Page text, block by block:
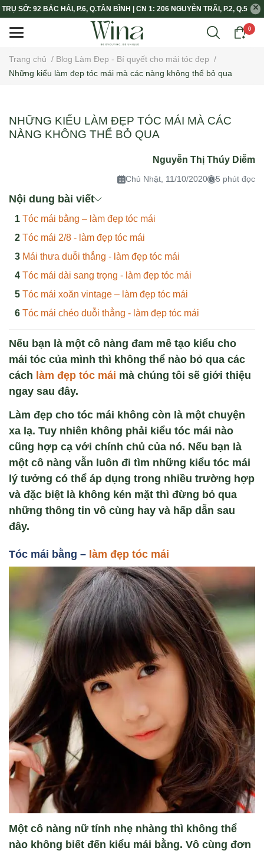
TRỤ SỞ: 92 BẮC HẢI, P.6, Q.TÂN BÌNH | CN 1: 206 NGUYỄN TRÃI, P.2, Q.5
0
Trang chủ / Blog Làm Đẹp - Bí quyết cho mái tóc đẹp /
Những kiểu làm đẹp tóc mái mà các nàng không thể bỏ qua
NHỮNG KIỂU LÀM ĐẸP TÓC MÁI MÀ CÁC
NÀNG KHÔNG THỂ BỎ QUA
Nguyễn Thị Thúy Diễm
Chủ Nhật, 11/10/2020 5 phút đọc
Nội dung bài viết
Tóc mái bằng – làm đẹp tóc mái
Tóc mái 2/8 - làm đẹp tóc mái
Mái thưa duỗi thẳng - làm đẹp tóc mái
Tóc mái dài sang trọng - làm đẹp tóc mái
Tóc mái xoăn vintage – làm đẹp tóc mái
Tóc mái chéo duỗi thẳng - làm đẹp tóc mái
Nếu bạn là một cô nàng đam mê tạo kiểu cho
mái tóc của mình thì không thể nào bỏ qua các
cách làm đẹp tóc mái mà chúng tôi sẽ giới thiệu
ngay sau đây.
Làm đẹp cho tóc mái không còn là một chuyện
xa lạ. Tuy nhiên không phải kiểu tóc mái nào
cũng hợp cạ với chính chủ của nó. Nếu bạn là
một cô nàng vẫn luôn đi tìm những kiểu tóc mái
lý tưởng có thể áp dụng trong nhiều trường hợp
và đặc biệt là không kén mặt thì đừng bỏ qua
những thông tin vô cùng hay và hấp dẫn sau
đây.
Tóc mái bằng – làm đẹp tóc mái
Một cô nàng nữ tính nhẹ nhàng thì không thể
nào không biết đến kiểu mái bằng. Vô cùng đơn